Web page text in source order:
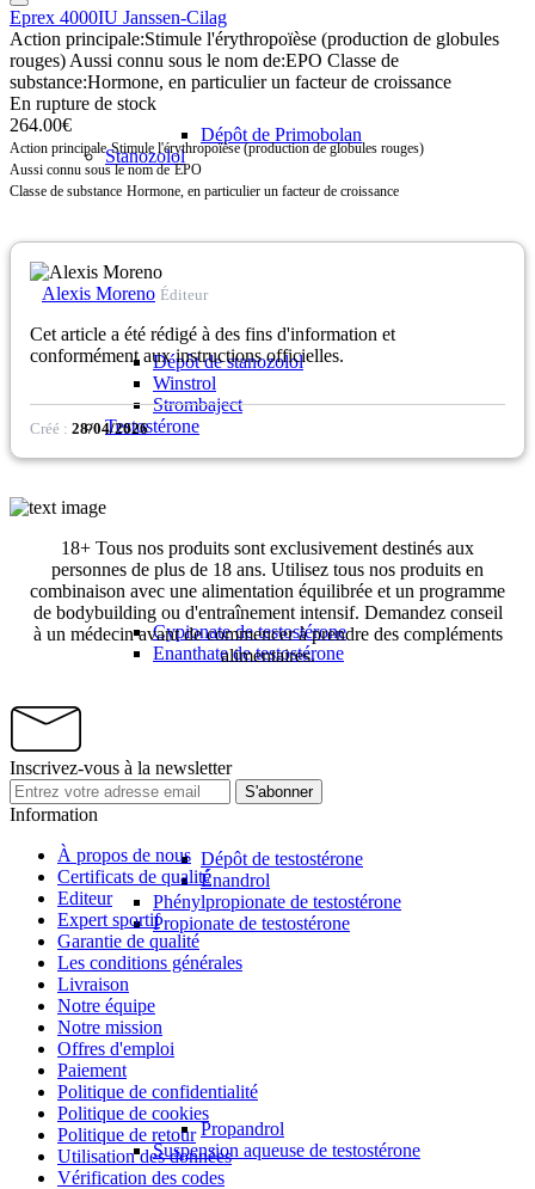
Dépôt de Primobolan
Stanozolol
Dépôt de stanozolol
Winstrol
Strombaject
Testostérone
Cypionate de testostérone
Enanthate de testostérone
Dépôt de testostérone
Énandrol
Phénylpropionate de testostérone
Propionate de testostérone
Propandrol
Suspension aqueuse de testostérone
Eprex 4000IU Janssen-Cilag
Action principale:Stimule l'érythropoïèse (production de globules
rouges) Aussi connu sous le nom de:EPO Classe de
substance:Hormone, en particulier un facteur de croissance
En rupture de stock
264.00€
Action principale Stimule l'érythropoïèse (production de globules rouges)
Aussi connu sous le nom de EPO
Classe de substance Hormone, en particulier un facteur de croissance
Créé : 28/04/2026
Alexis Moreno Éditeur
Cet article a été rédigé à des fins d'information et
conformément aux instructions officielles.
18+ Tous nos produits sont exclusivement destinés aux
personnes de plus de 18 ans. Utilisez tous nos produits en
combinaison avec une alimentation équilibrée et un programme
de bodybuilding ou d'entraînement intensif. Demandez conseil
à un médecin avant de commencer à prendre des compléments
alimentaires.
Inscrivez-vous à la newsletter
S'abonner
Information
À propos de nous
Certificats de qualité
Editeur
Expert sportif
Garantie de qualité
Les conditions générales
Livraison
Notre équipe
Notre mission
Offres d'emploi
Paiement
Politique de confidentialité
Politique de cookies
Politique de retour
Utilisation des données
Vérification des codes